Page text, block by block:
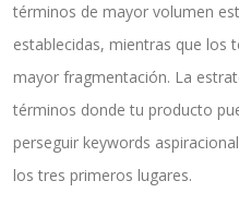
términos de mayor volumen
establecidas, mientras que los
mayor fragmentación. La
términos donde tu producto
perseguir keywords
los tres primeros lugares.